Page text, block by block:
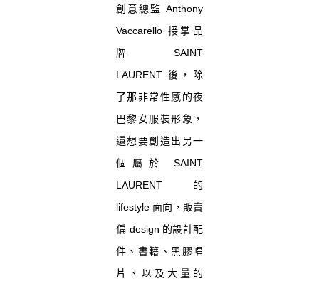
創意總監 Anthony
Vaccarello 接掌品
牌 SAINT
LAURENT 後，除
了那非常性感的夜
巴黎女服裝形象，
還想要創造出另一
個屬於 SAINT
LAURENT 的
lifestyle 面向，販賣
偏 design 的設計配
件、書籍、黑膠唱
片、以及大量的